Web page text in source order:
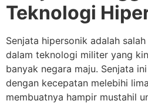
Teknologi
Senjata hipersonik adalah
dalam teknologi militer yang
banyak negara maju. Senjata
dengan kecepatan melebihi
membuatnya hampir mustahil